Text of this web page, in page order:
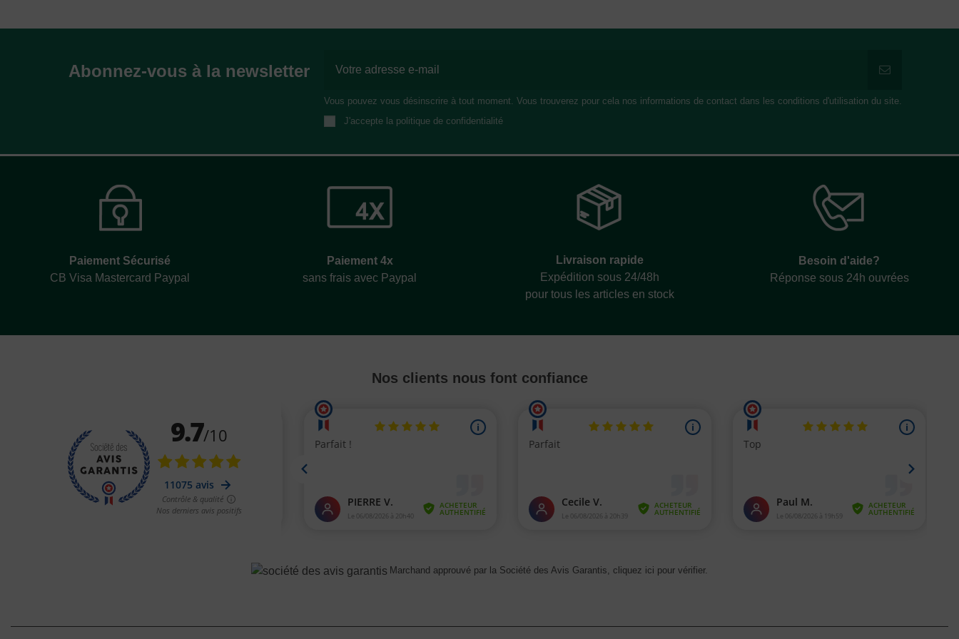
Abonnez-vous à la newsletter
Vous pouvez vous désinscrire à tout moment. Vous trouverez pour cela nos informations de contact dans les conditions d'utilisation du site.
J'accepte la politique de confidentialité
Paiement Sécurisé
CB Visa Mastercard Paypal
Paiement 4x
sans frais avec Paypal
Livraison rapide
Expédition sous 24/48h
pour tous les articles en stock
Besoin d'aide?
Réponse sous 24h ouvrées
Nos clients nous font confiance
Marchand approuvé par la Société des Avis Garantis, cliquez ici pour vérifier.